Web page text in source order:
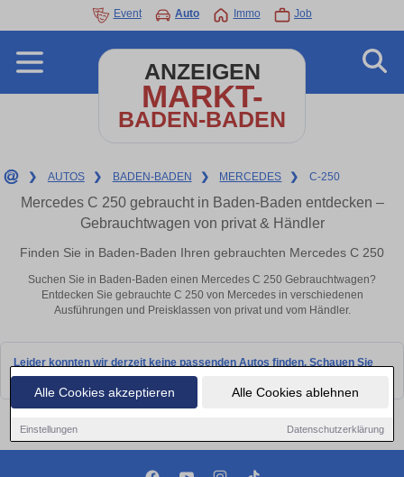
Alle Cookies akzeptieren Alle Cookies ablehnen
Einstellungen Datenschutzerklärung
Event Auto Immo Job
ANZEIGEN
MARKT-
BADEN-BADEN
❯ AUTOS ❯ BADEN-BADEN ❯ MERCEDES ❯ C-250
Mercedes C 250 gebraucht in Baden-Baden entdecken –
Gebrauchtwagen von privat & Händler
Finden Sie in Baden-Baden Ihren gebrauchten Mercedes C 250
Suchen Sie in Baden-Baden einen Mercedes C 250 Gebrauchtwagen?
Entdecken Sie gebrauchte C 250 von Mercedes in verschiedenen
Ausführungen und Preisklassen von privat und vom Händler.
Leider konnten wir derzeit keine passenden Autos finden. Schauen Sie
bald wieder vorbei!